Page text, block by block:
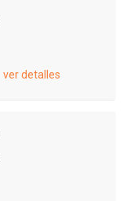
ver detalles